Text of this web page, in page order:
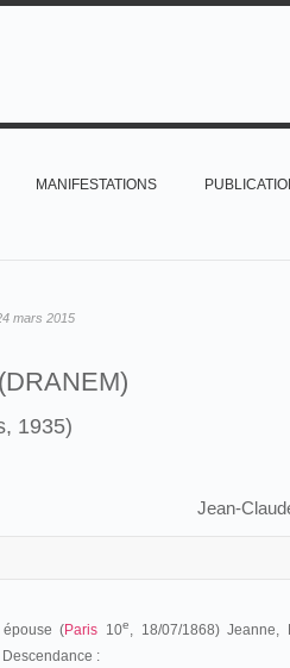
MANIFESTATIONS
mars 2015
1935)
Jean-
(Paris 10e, 18/07/1868) Jeanne,
: